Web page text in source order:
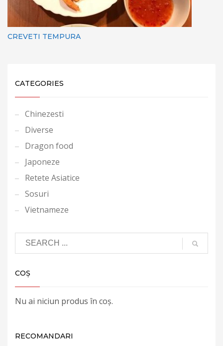
CREVETI TEMPURA
CATEGORIES
Chinezesti
Diverse
Dragon food
Japoneze
Retete Asiatice
Sosuri
Vietnameze
COȘ
Nu ai niciun produs în coș.
RECOMANDARI